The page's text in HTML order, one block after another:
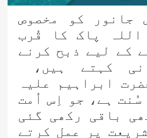
جانور کو مخصوص
اللہ پاک کا قُرب
کے لیے ذبح کرنے
کہتے ہیں،
ابراہیم علیہ
سُنت ہے، جو اِس اُمت
باقی رکھی گئی
پر عمل کرتے